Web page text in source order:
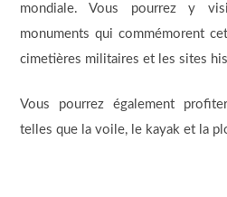
mondiale. Vous pourrez y
monuments qui commémorent
cimetières militaires et les sites
Vous pourrez également
telles que la voile, le kayak et la